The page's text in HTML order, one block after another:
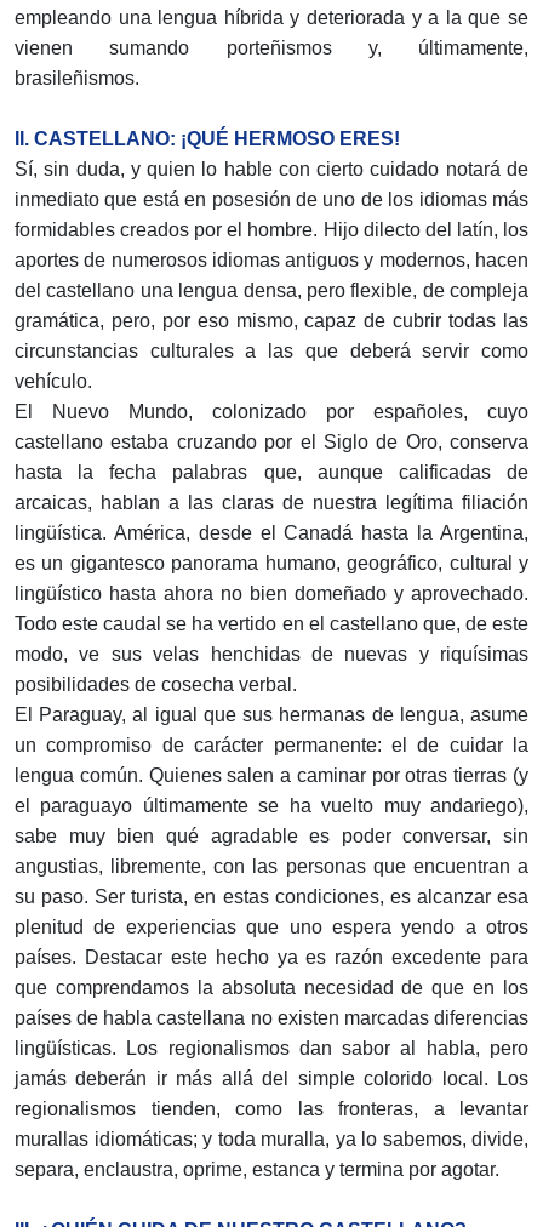
empleando una lengua híbrida y deteriorada y a la que se
vienen sumando porteñismos y, últimamente,
brasileñismos.
II. CASTELLANO: ¡QUÉ HERMOSO ERES!
Sí, sin duda, y quien lo hable con cierto cuidado notará de
inmediato que está en posesión de uno de los idiomas más
formidables creados por el hombre. Hijo dilecto del latín, los
aportes de numerosos idiomas antiguos y modernos, hacen
del castellano una lengua densa, pero flexible, de compleja
gramática, pero, por eso mismo, capaz de cubrir todas las
circunstancias culturales a las que deberá servir como
vehículo.
El Nuevo Mundo, colonizado por españoles, cuyo
castellano estaba cruzando por el Siglo de Oro, conserva
hasta la fecha palabras que, aunque calificadas de
arcaicas, hablan a las claras de nuestra legítima filiación
lingüística. América, desde el Canadá hasta la Argentina,
es un gigantesco panorama humano, geográfico, cultural y
lingüístico hasta ahora no bien domeñado y aprovechado.
Todo este caudal se ha vertido en el castellano que, de este
modo, ve sus velas henchidas de nuevas y riquísimas
posibilidades de cosecha verbal.
El Paraguay, al igual que sus hermanas de lengua, asume
un compromiso de carácter permanente: el de cuidar la
lengua común. Quienes salen a caminar por otras tierras (y
el paraguayo últimamente se ha vuelto muy andariego),
sabe muy bien qué agradable es poder conversar, sin
angustias, libremente, con las personas que encuentran a
su paso. Ser turista, en estas condiciones, es alcanzar esa
plenitud de experiencias que uno espera yendo a otros
países. Destacar este hecho ya es razón excedente para
que comprendamos la absoluta necesidad de que en los
países de habla castellana no existen marcadas diferencias
lingüísticas. Los regionalismos dan sabor al habla, pero
jamás deberán ir más allá del simple colorido local. Los
regionalismos tienden, como las fronteras, a levantar
murallas idiomáticas; y toda muralla, ya lo sabemos, divide,
separa, enclaustra, oprime, estanca y termina por agotar.